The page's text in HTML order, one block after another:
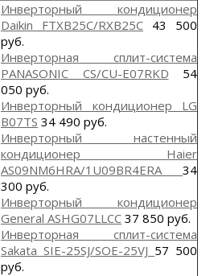
Инверторный кондиционер
Daikin FTXB25C/RXB25C 43 500
руб.
Инверторная сплит-система
PANASONIC CS/CU-E07RKD 54
050 руб.
Инверторный кондиционер LG
B07TS 34 490 руб.
Инверторный настенный
кондиционер Haier
AS09NM6HRA/1U09BR4ERA 34
300 руб.
Инверторный кондиционер
General ASHG07LLCC 37 850 руб.
Инверторная сплит-система
Sakata SIE-25SJ/SOE-25VJ 57 500
руб.